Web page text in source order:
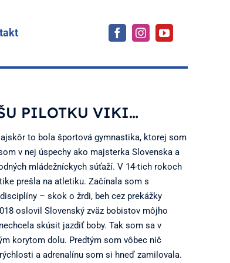
PILOTKU VIKI…
to bola športová gymnastika, ktorej som
v nej úspechy ako majsterka Slovenska a
mládežníckych súťaží. V 14-tich rokoch
prešla na atletiku. Začínala som s
– skok o žrdi, beh cez prekážky
oslovil Slovenský zväz bobistov môjho
skúsit jazdiť boby. Tak som sa v
korytom dolu. Predtým som vôbec nič
a adrenalínu som si hneď zamilovala.